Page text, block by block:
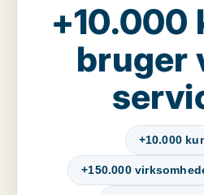
+10.000
bruger
+10.000
+150.000